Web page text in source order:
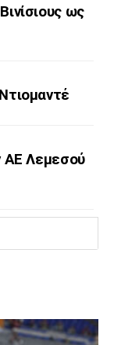
ως
ΑΕ Λεμεσού
«Μας